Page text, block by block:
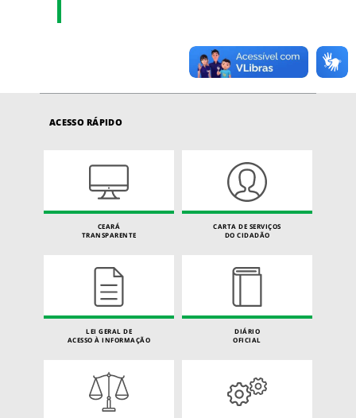
ACESSO RÁPIDO
CEARÁ
TRANSPARENTE
CARTA DE SERVIÇOS
DO CIDADÃO
LEI GERAL DE
ACESSO À INFORMAÇÃO
DIÁRIO
OFICIAL